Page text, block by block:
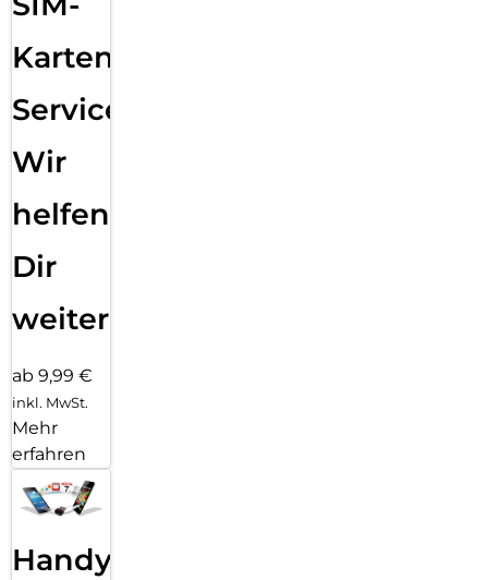
Karten
Service:
Wir
helfen
Dir
weiter
ab 9,99 €
inkl. MwSt.
Mehr
erfahren
Handy